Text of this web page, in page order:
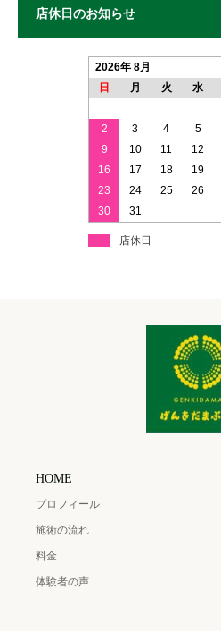
店休日のお知らせ
2026年 8月
日
月 火 水
2
3 4 5
9
10 11 12
16
17 18 19
23
24 25 26
30
31
店休日
HOME
プロフィール
施術の流れ
料金
体験者の声